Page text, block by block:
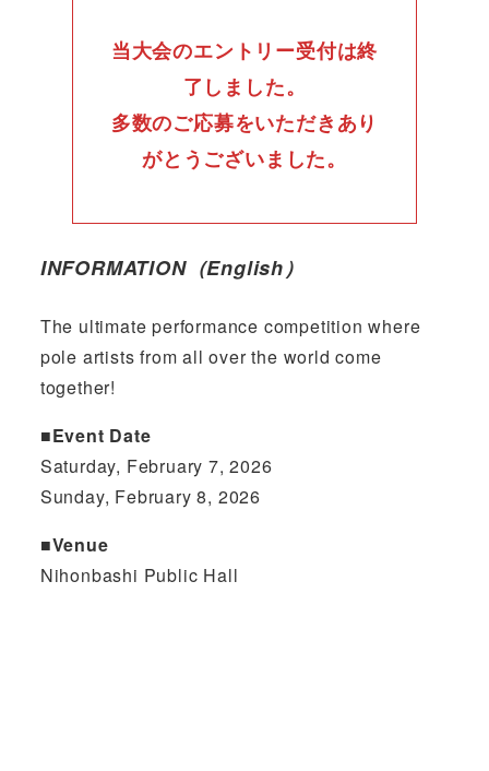
当大会のエントリー受付は終
了しました。
多数のご応募をいただきあり
がとうございました。
INFORMATION（English）
The ultimate performance competition where
pole artists from all over the world come
together!
■Event Date
Saturday, February 7, 2026
Sunday, February 8, 2026
■Venue
Nihonbashi Public Hall